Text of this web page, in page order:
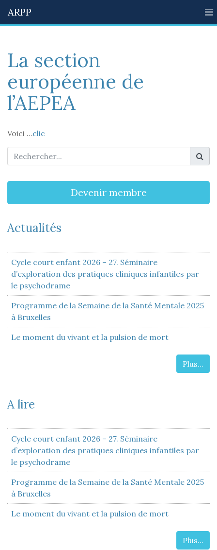
ARPP
La section
européenne de
l’AEPEA
Voici …clic
Devenir membre
Actualités
Cycle court enfant 2026 – 27. Séminaire
d’exploration des pratiques cliniques infantiles par
le psychodrame
Programme de la Semaine de la Santé Mentale 2025
à Bruxelles
Le moment du vivant et la pulsion de mort
Plus...
A lire
Cycle court enfant 2026 – 27. Séminaire
d’exploration des pratiques cliniques infantiles par
le psychodrame
Programme de la Semaine de la Santé Mentale 2025
à Bruxelles
Le moment du vivant et la pulsion de mort
Plus...